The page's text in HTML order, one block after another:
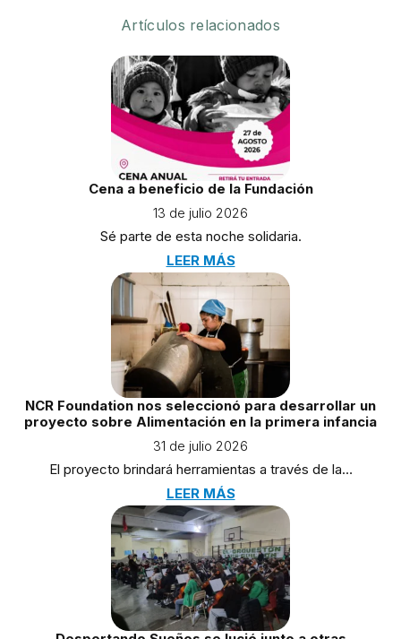
Artículos relacionados
Cena a beneficio de la Fundación
13 de julio 2026
Sé parte de esta noche solidaria.
LEER MÁS
NCR Foundation nos seleccionó para desarrollar un
proyecto sobre Alimentación en la primera infancia
31 de julio 2026
El proyecto brindará herramientas a través de la…
LEER MÁS